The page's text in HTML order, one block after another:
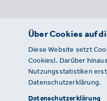
© 2026 · BDE
Über Cookies auf
Diese Website setzt
Cookies). Darüber
Nutzungsstatistiken
Datenschutzerklärung.
Datenschutzerklärung